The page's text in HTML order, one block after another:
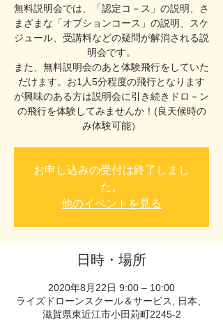
無料説明会では、「認定コ－ス」の説明、さ
まざまな「オプションコース」の説明、スケ
ジュール、受講料などの疑問が解消される説
明会です。
また、無料説明会のあと体験飛行をしていた
だけます。お1人5分程度の飛行となります
が興味のある方は説明会に引き続きドロ－ン
の飛行を体験してみませんか！(良天候時の
み体験可能）
お申し込みの受付は終了しまし
た。
他のイベントを見る
日時・場所
2020年8月22日 9:00 – 10:00
ライズドローンスクール＆サービス, 日本、
滋賀県東近江市小田苅町2245-2